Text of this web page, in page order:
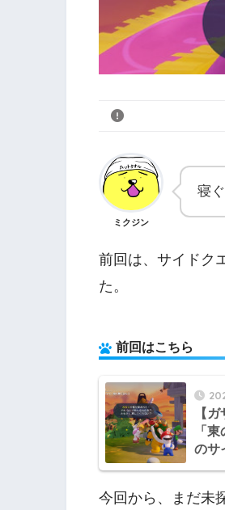
ミクジン
寝
前回は、サイドク
た。
前回はこちら
【
「
のサ
今回から、まだ未